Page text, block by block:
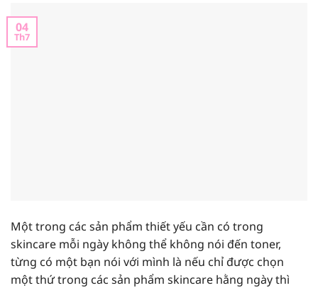
04
Th7
Một trong các sản phẩm thiết yếu cần có trong
skincare mỗi ngày không thể không nói đến toner,
từng có một bạn nói với mình là nếu chỉ được chọn
một thứ trong các sản phẩm skincare hằng ngày thì